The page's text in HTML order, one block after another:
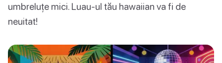
umbreluțe mici. Luau-ul tău hawaiian va fi de
neuitat!